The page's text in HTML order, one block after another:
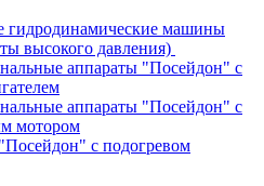
гидродинамические машины
высокого давления)
аппараты "Посейдон" с
аппараты "Посейдон" с
мотором
с подогревом